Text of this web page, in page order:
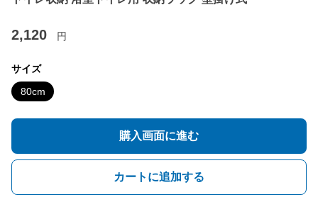
2,120 円
サイズ
80cm
購入画面に進む
カートに追加する